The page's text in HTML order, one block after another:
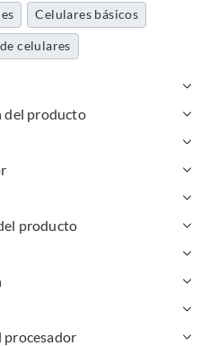
Celulares básicos
celulares
del producto
producto
procesador